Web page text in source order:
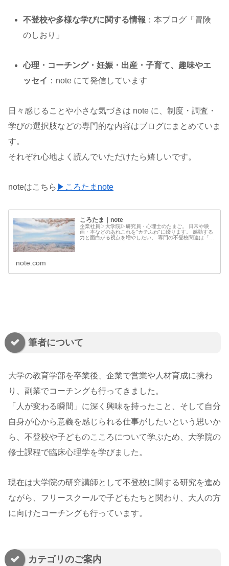
不登校や多様な学びに関する情報 ：本ブログ「冒険
のしおり」
心理・コーチング・妊娠・出産・子育て、趣味やエ
ッセイ ：note にて発信しています
日々感じることや小さな気づきは note に、制度・調査・
学びの選択肢などの専門的な内容はブログにまとめていま
す。
それぞれ心地よく読んでいただけたら嬉しいです。
noteはこちら ▶︎ころたまnote
ころたま｜note
企業社員▷大学院▷研究員・心理士のたまご。 日常や映
画・本などのあれこれを"カチふわ"に綴ります。 感動する
力と面白がる視点を増やしたい。 専門の不登校関連は「冒
note.com
筆者について
大学の教育学部を卒業後、企業で営業や人材育成に携わ
り、副業でコーチングも行ってきました。
「人が変わる瞬間」に深く興味を持ったこと、そして自分
自身が心から意義を感じられる仕事がしたいという思いか
ら、不登校や子どものこころについて学ぶため、大学院の
修士課程で臨床心理学を学びました。
現在は大学院の研究講師として不登校に関する研究を進め
ながら、フリースクールで子どもたちと関わり、大人の方
に向けたコーチングも行っています。
カテゴリのご案内